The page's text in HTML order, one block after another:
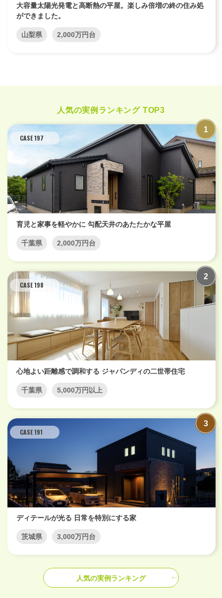
大容量太陽光発電と高断熱の平屋。楽しみ倍増の終の住み処
ができました。
山梨県 2,000万円台
人気の実例ランキング TOP3
CASE 197
育児と家事を軽やかに 勾配天井のあたたかな平屋
千葉県 2,000万円台
CASE 198
心地よい距離感で調和する ジャパンディの二世帯住宅
千葉県 5,000万円以上
CASE 191
ディテールが光る 日常を特別にする家
茨城県 3,000万円台
人気の実例ランキング